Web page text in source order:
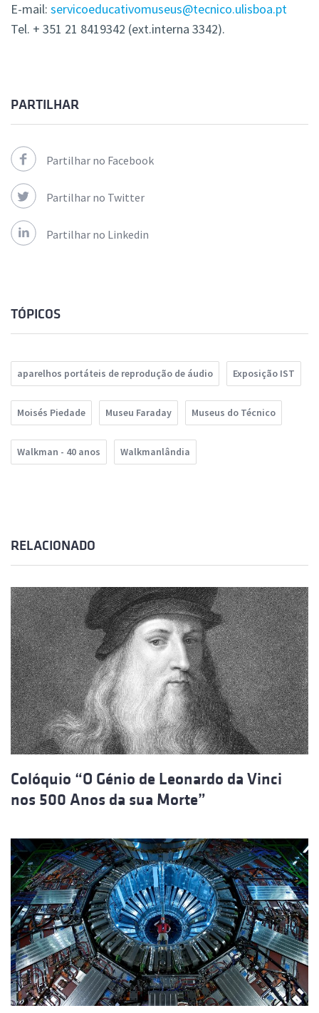
E-mail: servicoeducativomuseus@tecnico.ulisboa.pt
Tel. + 351 21 8419342 (ext.interna 3342).
PARTILHAR
Partilhar no Facebook
Partilhar no Twitter
Partilhar no Linkedin
TÓPICOS
aparelhos portáteis de reprodução de áudio Exposição IST
Moisés Piedade Museu Faraday Museus do Técnico
Walkman - 40 anos Walkmanlândia
RELACIONADO
Colóquio “O Génio de Leonardo da Vinci
nos 500 Anos da sua Morte”